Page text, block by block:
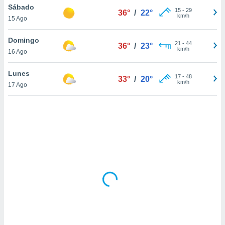
En
de que
el sitio
se
Sábado
15 Ago
36° / 22° 15- 29
km/h
Domingo
16 Ago
36° / 23° 21 - 44
km/h
Lunes
17 Ago
33° / 20° 17- 48
km/h